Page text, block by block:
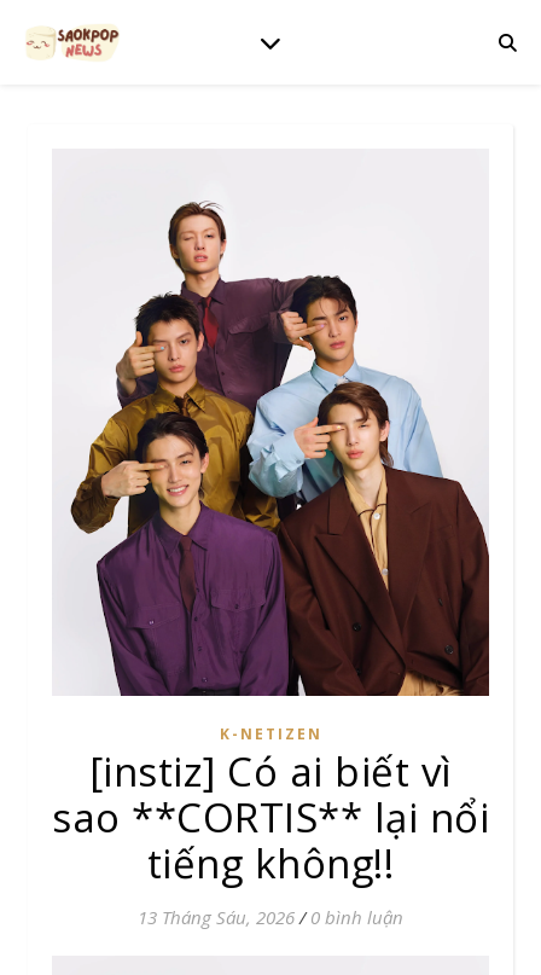
K-NETIZEN
[instiz] Có ai biết vì
sao **CORTIS** lại nổi
tiếng không!!
13 Tháng Sáu, 2026 / 0 bình luận